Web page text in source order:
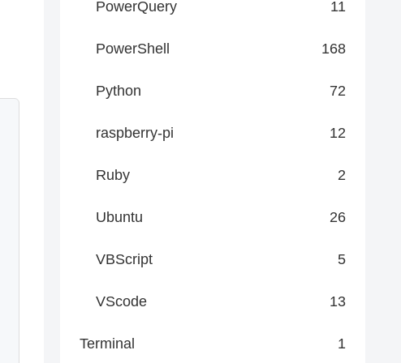
PowerQuery 11
PowerShell 168
Python 72
raspberry-pi 12
Ruby 2
Ubuntu 26
VBScript 5
VScode 13
Terminal 1